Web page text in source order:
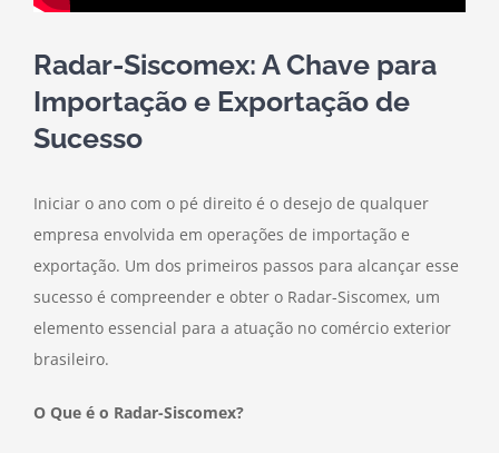
Radar-Siscomex: A Chave para
Importação e Exportação de
Sucesso
Iniciar o ano com o pé direito é o desejo de qualquer
empresa envolvida em operações de importação e
exportação. Um dos primeiros passos para alcançar esse
sucesso é compreender e obter o Radar-Siscomex, um
elemento essencial para a atuação no comércio exterior
brasileiro.
O Que é o Radar-Siscomex?